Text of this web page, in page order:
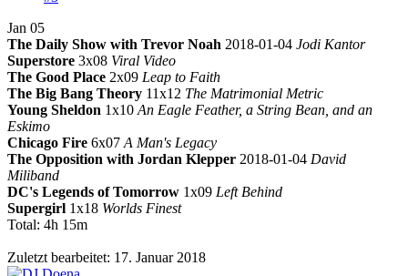
Jan 05
The Daily Show with Trevor Noah 2018-01-04 Jodi Kantor
Superstore 3x08 Viral Video
The Good Place 2x09 Leap to Faith
The Big Bang Theory 11x12 The Matrimonial Metric
Young Sheldon 1x10 An Eagle Feather, a String Bean, and an
Eskimo
Chicago Fire 6x07 A Man's Legacy
The Opposition with Jordan Klepper 2018-01-04 David
Miliband
DC's Legends of Tomorrow 1x09 Left Behind
Supergirl 1x18 Worlds Finest
Total: 4h 15m
Zuletzt bearbeitet: 17. Januar 2018